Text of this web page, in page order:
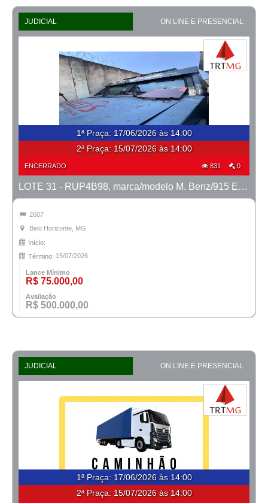
JUDICIAL ON LINE E PRESENCIAL
1ª Praça: 17/06/2026 às 14:00
2ª Praça: 15/07/2026 às 14:00
ENCERRADO 831 0
LOTE 31 - RUP4B98, marca/modelo M. Benz/915 E MTX TVAL, ano 2020/2020
2607
Belo Horizonte, MG
Início:
Término: 15/07/2026
Lance Mínimo
R$ 75.000,00
Avaliação
R$ 500.000,00
JUDICIAL ON LINE E PRESENCIAL
1ª Praça: 17/06/2026 às 14:00
2ª Praça: 15/07/2026 às 14:00